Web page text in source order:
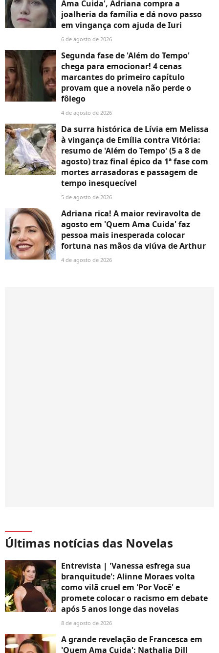
Ama Cuida', Adriana compra a
joalheria da família e dá novo passo
em vingança com ajuda de Iuri
6 de agosto de 2026
Segunda fase de 'Além do Tempo'
chega para emocionar! 4 cenas
marcantes do primeiro capítulo
provam que a novela não perde o
fôlego
4 de agosto de 2026
Da surra histórica de Lívia em Melissa
à vingança de Emília contra Vitória:
resumo de 'Além do Tempo' (5 a 8 de
agosto) traz final épico da 1ª fase com
mortes arrasadoras e passagem de
tempo inesquecível
5 de agosto de 2026
Adriana rica! A maior reviravolta de
agosto em 'Quem Ama Cuida' faz
pessoa mais inesperada colocar
fortuna nas mãos da viúva de Arthur
4 de agosto de 2026
Últimas notícias das Novelas
Entrevista | 'Vanessa esfrega sua
branquitude': Alinne Moraes volta
como vilã cruel em 'Por Você' e
promete colocar o racismo em debate
após 5 anos longe das novelas
8 de agosto de 2026
A grande revelação de Francesca em
'Quem Ama Cuida': Nathalia Dill